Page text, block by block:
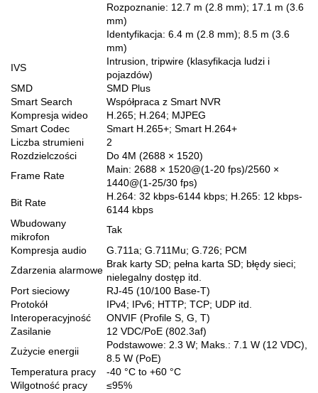
Rozpoznanie: 12.7 m (2.8 mm); 17.1 m (3.6
mm)
Identyfikacja: 6.4 m (2.8 mm); 8.5 m (3.6
mm)
IVS
Intrusion, tripwire (klasyfikacja ludzi i
pojazdów)
SMD
SMD Plus
Smart Search
Współpraca z Smart NVR
Kompresja wideo
H.265; H.264; MJPEG
Smart Codec
Smart H.265+; Smart H.264+
Liczba strumieni
2
Rozdzielczości
Do 4M (2688 × 1520)
Frame Rate
Main: 2688 × 1520@(1-20 fps)/2560 ×
1440@(1-25/30 fps)
Bit Rate
H.264: 32 kbps-6144 kbps; H.265: 12 kbps-
6144 kbps
Wbudowany
mikrofon
Tak
Kompresja audio
G.711a; G.711Mu; G.726; PCM
Zdarzenia alarmowe
Brak karty SD; pełna karta SD; błędy sieci;
nielegalny dostęp itd.
Port sieciowy
RJ-45 (10/100 Base-T)
Protokół
IPv4; IPv6; HTTP; TCP; UDP itd.
Interoperacyjność
ONVIF (Profile S, G, T)
Zasilanie
12 VDC/PoE (802.3af)
Zużycie energii
Podstawowe: 2.3 W; Maks.: 7.1 W (12 VDC),
8.5 W (PoE)
Temperatura pracy
-40 °C to +60 °C
Wilgotność pracy
≤95%